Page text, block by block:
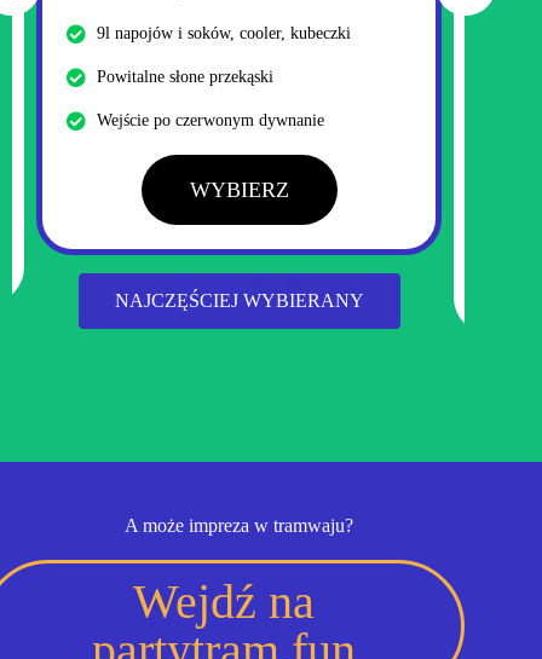
9l napojów i soków, cooler, kubeczki
Powitalne słone przekąski
Wejście po czerwonym dywnanie
WYBIERZ
NAJCZĘŚCIEJ WYBIERANY
A może impreza w tramwaju?
Wejdź na